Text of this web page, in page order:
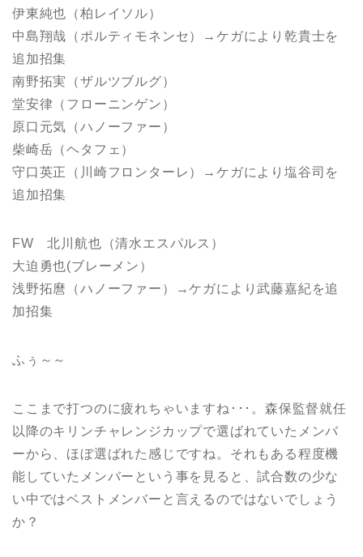
伊東純也（柏レイソル）
中島翔哉（ポルティモネンセ）→ケガにより乾貴士を
追加招集
南野拓実（ザルツブルグ）
堂安律（フローニンゲン）
原口元気（ハノーファー）
柴崎岳（ヘタフェ）
守口英正（川崎フロンターレ）→ケガにより塩谷司を
追加招集
FW 北川航也（清水エスパルス）
大迫勇也(ブレーメン）
浅野拓麿（ハノーファー）→ケガにより武藤嘉紀を追
加招集
ふぅ～～
ここまで打つのに疲れちゃいますね･･･。森保監督就任
以降のキリンチャレンジカップで選ばれていたメンバ
ーから、ほぼ選ばれた感じですね。それもある程度機
能していたメンバーという事を見ると、試合数の少な
い中ではベストメンバーと言えるのではないでしょう
か？